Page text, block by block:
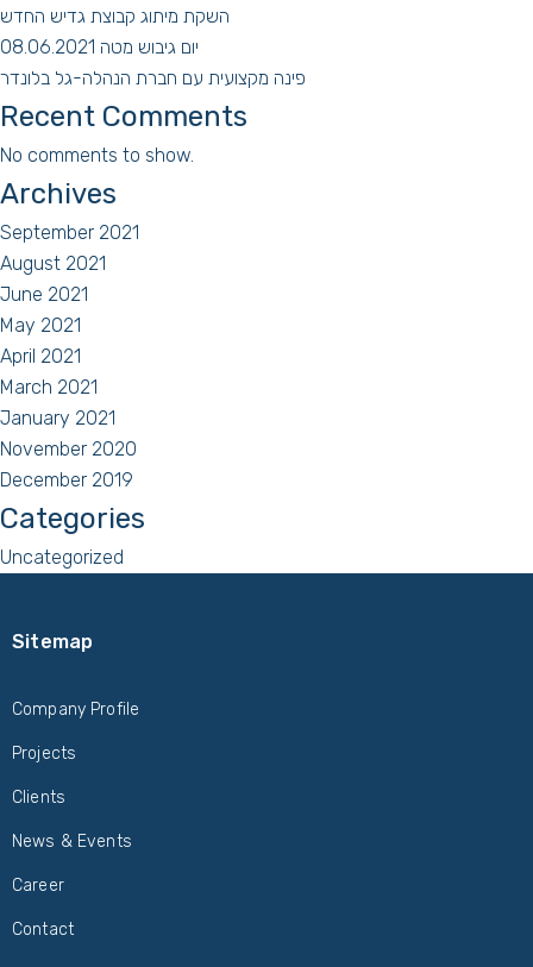
השקת מיתוג קבוצת גדיש החדש
יום גיבוש מטה 08.06.2021
פינה מקצועית עם חברת הנהלה-גל בלונדר
Recent Comments
No comments to show.
Archives
September 2021
August 2021
June 2021
May 2021
April 2021
March 2021
January 2021
November 2020
December 2019
Categories
Uncategorized
Sitemap
Company Profile
Projects
Clients
News & Events
Career
Contact